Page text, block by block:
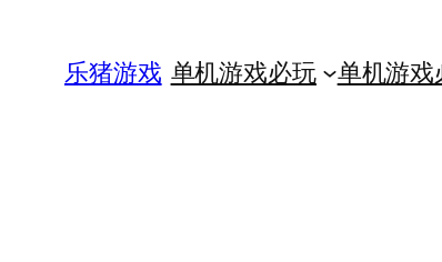
乐猪游戏 单机游戏必玩 单机游戏